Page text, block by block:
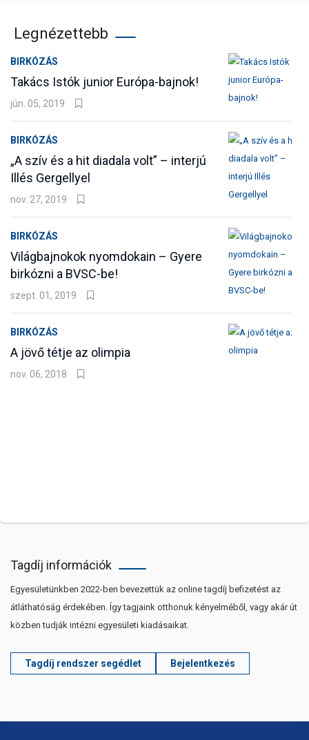
Legnézettebb
BIRKÓZÁS
Takács Istók junior Európa-bajnok!
jún. 05, 2019
BIRKÓZÁS
„A szív és a hit diadala volt” – interjú
Illés Gergellyel
nov. 27, 2019
BIRKÓZÁS
Világbajnokok nyomdokain – Gyere
birkózni a BVSC-be!
szept. 01, 2019
BIRKÓZÁS
A jövő tétje az olimpia
nov. 06, 2018
Tagdíj információk
Egyesületünkben 2022-ben bevezettük az online tagdíj befizetést az
átláthatóság érdekében. Így tagjaink otthonuk kényelméből, vagy akár út
közben tudják intézni egyesületi kiadásaikat.
Tagdíj rendszer segédlet Bejelentkezés